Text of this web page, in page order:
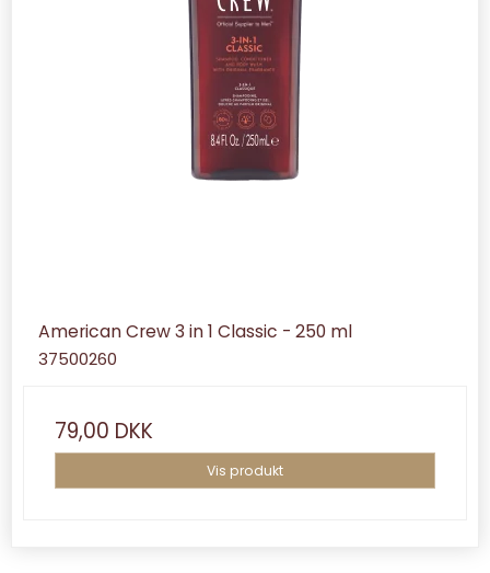
American Crew 3 in 1 Classic - 250 ml
37500260
79,00 DKK
Vis produkt